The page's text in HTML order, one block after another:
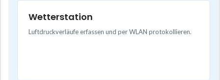
Wetterstation
Luftdruckverläufe erfassen und per WLAN protokollieren.